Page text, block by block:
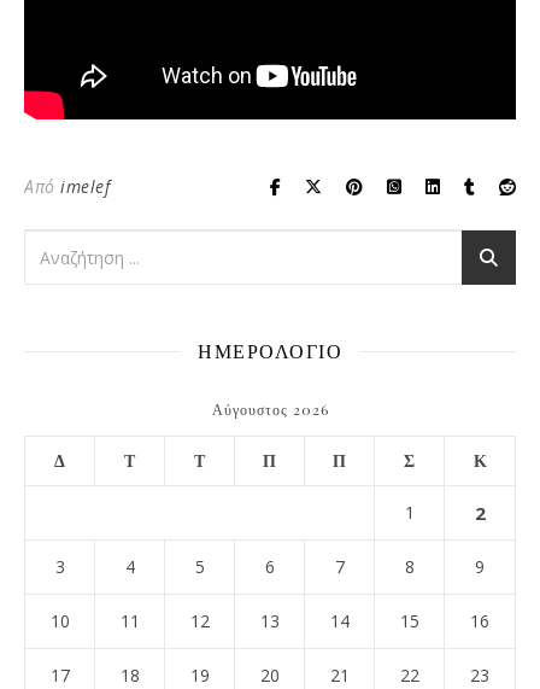
Από imelef
ΗΜΕΡΟΛΟΓΙΟ
Αύγουστος 2026
Δ Τ Τ Π Π Σ Κ
1 2
3 4 5 6 7 8 9
10 11 12 13 14 15 16
17 18 19 20 21 22 23